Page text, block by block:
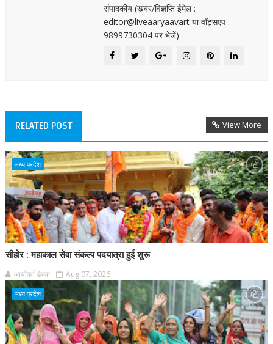
संपादकीय (खबर/विज्ञप्ति ईमेल :
editor@liveaaryaavart या वॉट्सएप :
9899730304 पर भेजें)
RELATED POST View More
मध्य प्रदेश
सीहोर : महाकाल सेवा संकल्प पदयात्रा हुई शुरू
आर्यावर्त डेस्क Aug 07, 2026
मध्य प्रदेश